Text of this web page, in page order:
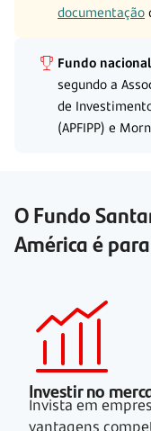
documentação
Fundo
segundo a
de
(APFIPP) e
O Fundo
América é
Investir no
Invista em
vantagens